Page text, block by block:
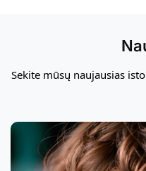
Sekite mūsų naujausias